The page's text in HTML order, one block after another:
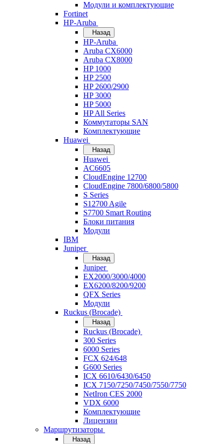
Модули и комплектующие
Fortinet
HP-Aruba
Назад
HP-Aruba
Aruba CX6000
Aruba CX8000
HP 1000
HP 2500
HP 2600/2900
HP 3000
HP 5000
HP All Series
Коммутаторы SAN
Комплектующие
Huawei
Назад
Huawei
AC6605
CloudEngine 12700
CloudEngine 7800/6800/5800
S Series
S12700 Agile
S7700 Smart Routing
Блоки питания
Модули
IBM
Juniper
Назад
Juniper
EX2000/3000/4000
EX6200/8200/9200
QFX Series
Модули
Ruckus (Brocade)
Назад
Ruckus (Brocade)
300 Series
6000 Series
FCX 624/648
G600 Series
ICX 6610/6430/6450
ICX 7150/7250/7450/7550/7750
NetIron CES 2000
VDX 6000
Комплектующие
Лицензии
Маршрутизаторы
Назад